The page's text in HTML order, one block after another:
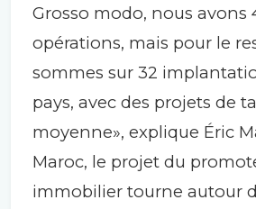
Grosso modo, nous avons
opérations, mais pour le
sommes sur 32
pays, avec des projets de
moyenne», explique Éric
Maroc, le projet du
immobilier tourne autour